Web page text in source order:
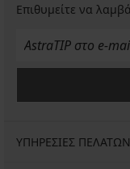
Επιθυμείτε να
ΥΠΗΡΕΣΙΕΣ ΠΕΛΑΤΩΝ